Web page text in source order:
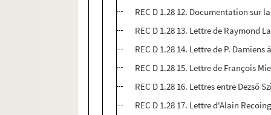
REC D 1.28 12. Documentation sur
REC D 1.28 13. Lettre de Raymond
REC D 1.28 14. Lettre de P.
REC D 1.28 15. Lettre de François
REC D 1.28 16. Lettres entre Dezső
REC D 1.28 17. Lettre d'Alain